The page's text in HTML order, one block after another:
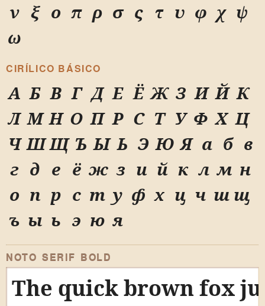
ν ξ ο π ρ σ ς τ υ φ χ ψ
ω
CIRÍLICO BÁSICO
А Б В Г Д Е Ё Ж З И Й К
Л М Н О П Р С Т У Ф Х Ц
Ч ШЩ Ъ Ы Ь Э Ю Я а б в
г д е ё ж з и й к л м н
о п р с т у ф х ц ч ш щ
ъ ы ь э ю я
NOTO SERIF BOLD
The quick brown fox